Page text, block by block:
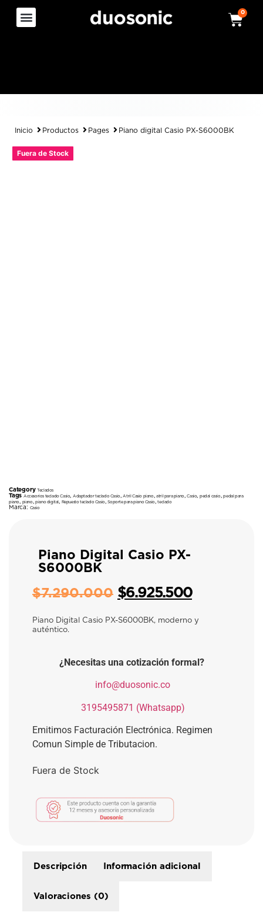
0
Inicio Productos Pages Piano digital Casio PX-S6000BK
Fuera de Stock
Category Teclados
Tags Accesorios teclado Casio,Adaptador teclado Casio,Atril Casio piano,atril para piano,Casio,pedal casio,pedal para
piano, piano,piano digital, Repuesto teclado Casio,Soporte para piano Casio,teclado
Marca: Casio
Piano Digital Casio PX-
S6000BK
$7.290.000 $6.925.500
Piano Digital Casio PX-S6000BK, moderno y
auténtico.
¿Necesitas una cotización formal?
info@duosonic.co
3195495871 (Whatsapp)
Emitimos Facturación Electrónica. Regimen
Comun Simple de Tributacion.
Fuera de Stock
Descripción Información adicional
Valoraciones (0)